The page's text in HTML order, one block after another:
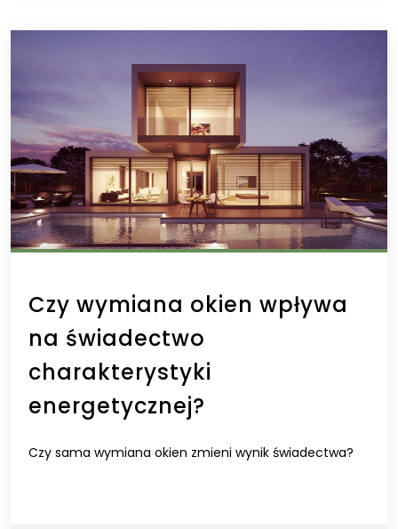
Czy wymiana okien wpływa
na świadectwo
charakterystyki
energetycznej?
Czy sama wymiana okien zmieni wynik świadectwa?